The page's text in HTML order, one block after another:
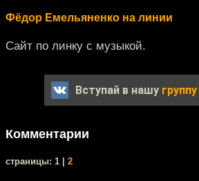
Фёдор Емельяненко на линии
Сайт по линку с музыкой.
Вступай в нашу
Комментарии
cтраницы: 1 | 2